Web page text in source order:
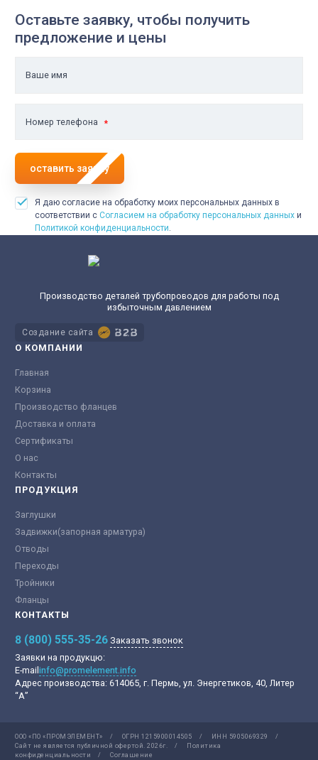
Оставьте заявку, чтобы получить
предложение и цены
Ваше имя
Номер телефона
оставить заявку
Я даю согласие на обработку моих персональных данных в
соответствии с Согласием на обработку персональных данных и
Политикой конфиденциальности.
Производство деталей трубопроводов для работы под
избыточным давлением
Создание сайта
О КОМПАНИИ
Главная
Корзина
Производство фланцев
Доставка и оплата
Сертификаты
О нас
Контакты
ПРОДУКЦИЯ
Заглушки
Задвижки(запорная арматура)
Отводы
Переходы
Тройники
Фланцы
КОНТАКТЫ
8 (800) 555-35-26 Заказать звонок
Заявки на продукцю:
E-mail info@promelement.info
Адрес производства: 614065, г. Пермь, ул. Энергетиков, 40, Литер
“А”
ООО «ПО «ПРОМЭЛЕМЕНТ» / ОГРН 1215900014505 / ИНН 5905069329
/
Сайт не является публичной офертой. 2026г. /
Политика
конфиденциальности
/ Соглашение